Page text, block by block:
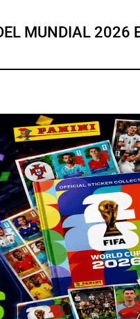
MUNDIAL 2026